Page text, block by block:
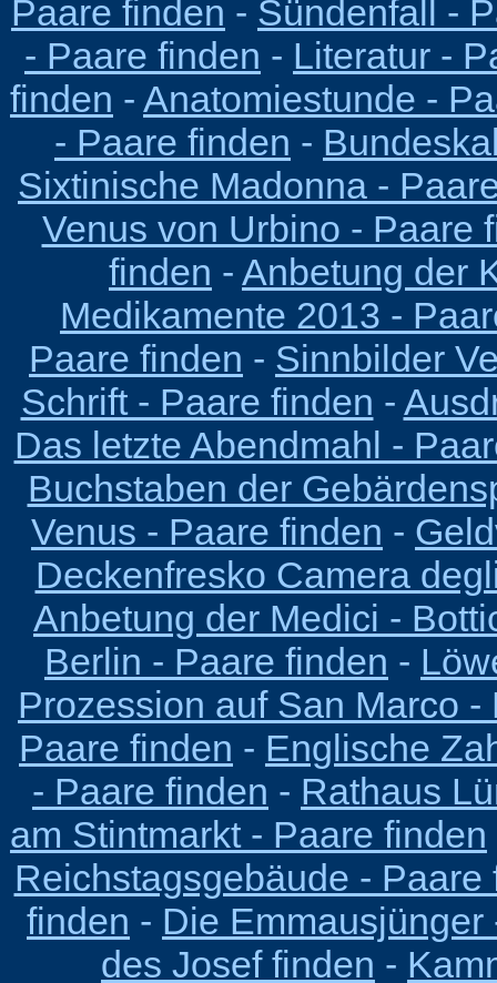
Paare finden - Sündenfall -
- Paare finden - Literatur -
finden - Anatomiestunde -
- Paare finden -
Sixtinische Madonna -
Venus von Urbino - Paare
finden - Anbetung der
Medikamente 2013 -
Paare finden - Sinnbilder
Schrift - Paare finden -
Das letzte Abendmahl -
Buchstaben der
Venus - Paare finden -
Deckenfresko Camera
Anbetung der Medici -
Berlin - Paare finden -
Prozession auf San Marco -
Paare finden - Englische
- Paare finden - Rathaus
am Stintmarkt - Paare finden
Reichstagsgebäude - Paare
finden - Die
des Josef finden -